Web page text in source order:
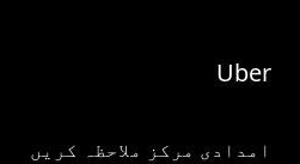
Uber
امدادی مرکز ملاحظہ کریں